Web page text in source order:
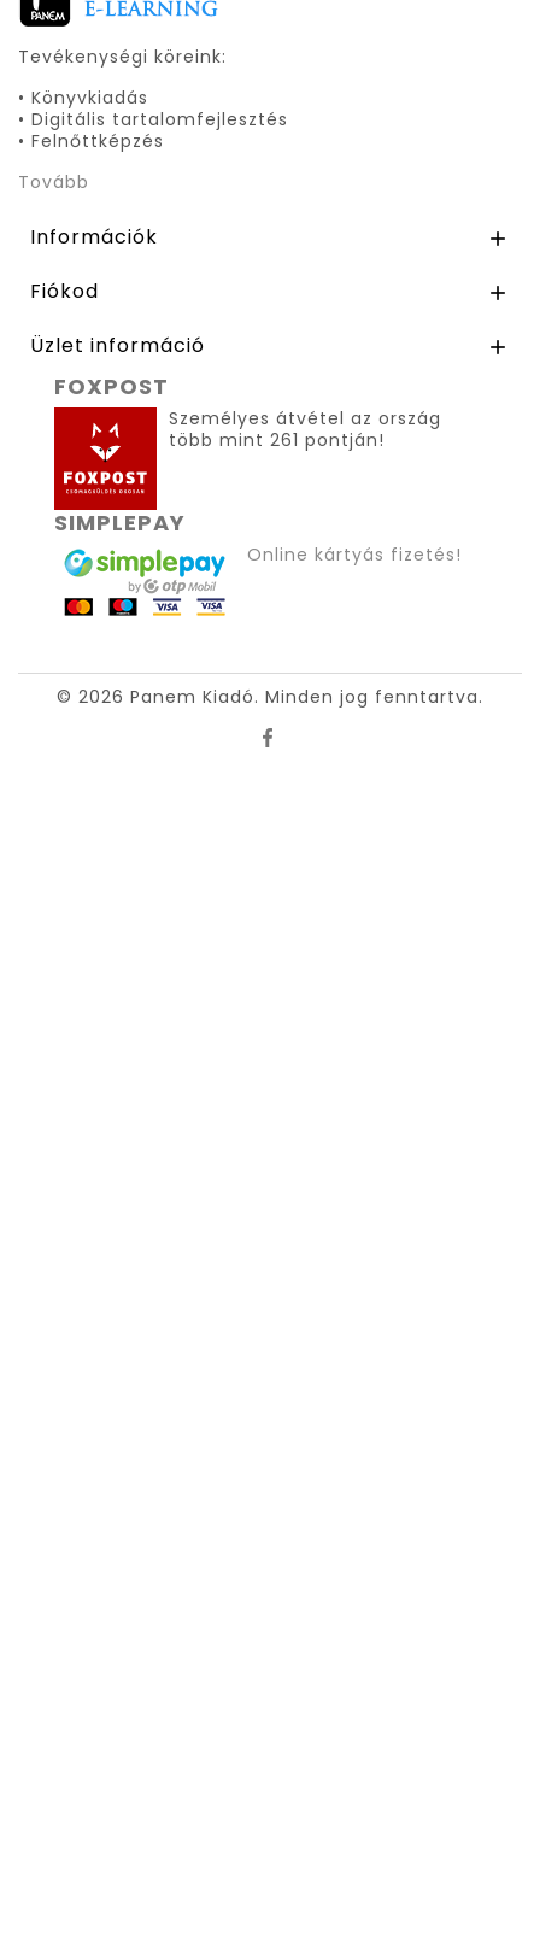
Tevékenységi köreink:
• Könyvkiadás
• Digitális tartalomfejlesztés
• Felnőttképzés
Tovább
Információk 
Fiókod 
Üzlet információ 
FOXPOST
Személyes átvétel az ország
több mint 261 pontján!
SIMPLEPAY
Online kártyás fizetés!
© 2026 Panem Kiadó. Minden jog fenntartva.